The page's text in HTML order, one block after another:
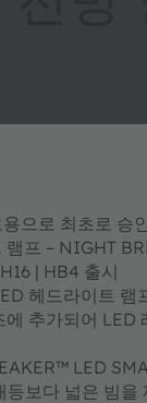
으로 최초로 승
램프 – NIGHT
| HB4 출시
헤드라이트 램
추가되어 LED
LED
등보다 넓은 빔을